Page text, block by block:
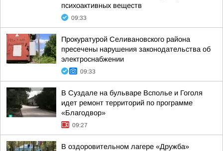
психоактивных веществ
09:33
Прокуратурой Селивановского района
пресечены нарушения законодательства об
электроснабжении
09:33
В Суздале на бульваре Всполье и Гоголя
идет ремонт территорий по программе
«Благодвор»
09:27
В оздоровительном лагере «Дружба»